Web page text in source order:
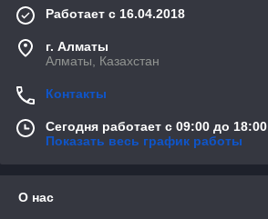
Работает с 16.04.2018
г. Алматы
Алматы, Казахстан
Контакты
Сегодня работает с 09:00 до 18:00
Показать весь график работы
О нас